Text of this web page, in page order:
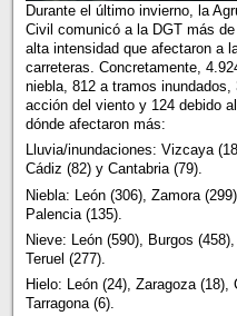
Durante el último invierno, la
Civil comunicó a la DGT más
alta intensidad que afectaron a
carreteras. Concretamente,
niebla, 812 a tramos
acción del viento y 124 debido
dónde afectaron más:
Lluvia/inundaciones: Vizcaya
Cádiz (82) y Cantabria (79).
Niebla: León (306), Zamora
Palencia (135).
Nieve: León (590), Burgos
Teruel (277).
Hielo: León (24), Zaragoza
Tarragona (6).